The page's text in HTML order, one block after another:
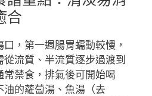
合
，第一週腸胃蠕動較慢，
流質、半流質逐步過渡到
禁食，排氣後可開始喝
油的蘿蔔湯、魚湯（去